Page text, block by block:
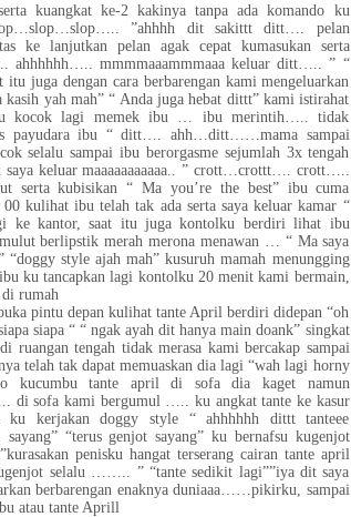
kuangkat ke-2 kakinya tanpa ada komando ku
”ahhhh dit sakittt ditt…. pelan
ke lanjutkan pelan agak cepat kumasukan serta
ahhhhhh….. mmmmaaammmaaa keluar ditt….. ” “
juga dengan cara berbarengan kami mengeluarkan
yah mah” “ Anda juga hebat dittt” kami istirahat
kocok lagi memek ibu … ibu merintih….. tidak
payudara ibu “ ditt…. ahh…ditt……mama sampai
selalu sampai ibu berorgasme sejumlah 3x tengah
keluar maaaaaaaaaaa.. ” crott…crottt…. crott…..
serta kubisikan “ Ma you’re the best” ibu cuma
kulihat ibu telah tak ada serta saya keluar kamar “
ke kantor, saat itu juga kontolku berdiri lihat ibu
berlipstik merah merona menawan … “ Ma saya
style ajah mah” kusuruh mamah menungging
ku tancapkan lagi kontolku 20 menit kami bermain,
rumah
pintu depan kulihat tante April berdiri didepan “oh
siapa “ “ ngak ayah dit hanya main doank” singkat
ruangan tengah tidak merasa kami bercakap sampai
telah tak dapat memuaskan dia lagi “wah lagi horny
kucumbu tante april di sofa dia kaget namun
di sofa kami bergumul ….. ku angkat tante ke kasur
kerjakan doggy style “ ahhhhhh dittt tanteee
“terus genjot sayang” ku bernafsu kugenjot
penisku hangat terserang cairan tante april
selalu …….. ” “tante sedikit lagi””iya dit saya
berbarengan enaknya duniaaa……pikirku, sampai
atau tante Aprill